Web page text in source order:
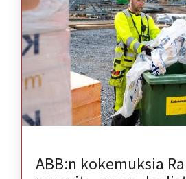
ABB:n kokemuksia